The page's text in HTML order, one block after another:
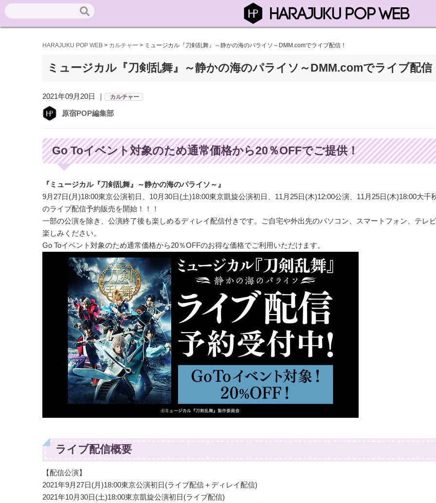
HARAJUKU POP WEB > カルチャー > ミュージカル『刀剣乱舞』～静かの海のパライソ～DMM.comでライブ配信！
ミュージカル『刀剣乱舞』～静かの海のパライソ～DMM.comでライブ配信
2021年09月20日 ｜ カルチャー
原宿POP編集部
Go Toイベント対象のため通常価格から20％OFFでご提供！
『ミュージカル『刀剣乱舞』～静かの海のパライソ～』
9月27日(月)18:00東京公演初日、10月30日(土)18:00東京凱旋公演初日、11月25日(木)12:00公演、11月25日(木)18:00大千
のライブ配信予約販売を開始！！！
一部の公演を除き、公演終了後も楽しめるディレイ配信付きです。ご自宅や外出先のパソコン、スマートフォン、テレ
楽しみください。
Go Toイベント対象のため通常価格から20％OFFのお得な価格でご利用いただけます。
ライブ配信概要
【配信公演】
2021年9月27日(月)18:00東京公演初日(ライブ配信＋ディレイ配信)
2021年10月30日(土)18:00東京凱旋公演初日(ライブ配信)